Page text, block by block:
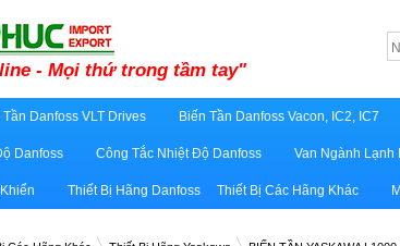
- Mọi thứ trong tầm tay"
Tần Danfoss VLT Drives Biến Tần Danfoss Vacon, IC2, IC7
Danfoss Công Tắc Nhiệt Độ Danfoss Van Ngành Lạnh
Thiết Bị Hãng Danfoss Thiết Bị Các Hãng Khác